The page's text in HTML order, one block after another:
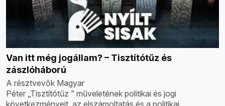
Van itt még jogállam? – Tisztítótűz és
zászlóháború
A résztvevők Magyar
Péter „Tisztítótűz ” műveletének politikai és jogi